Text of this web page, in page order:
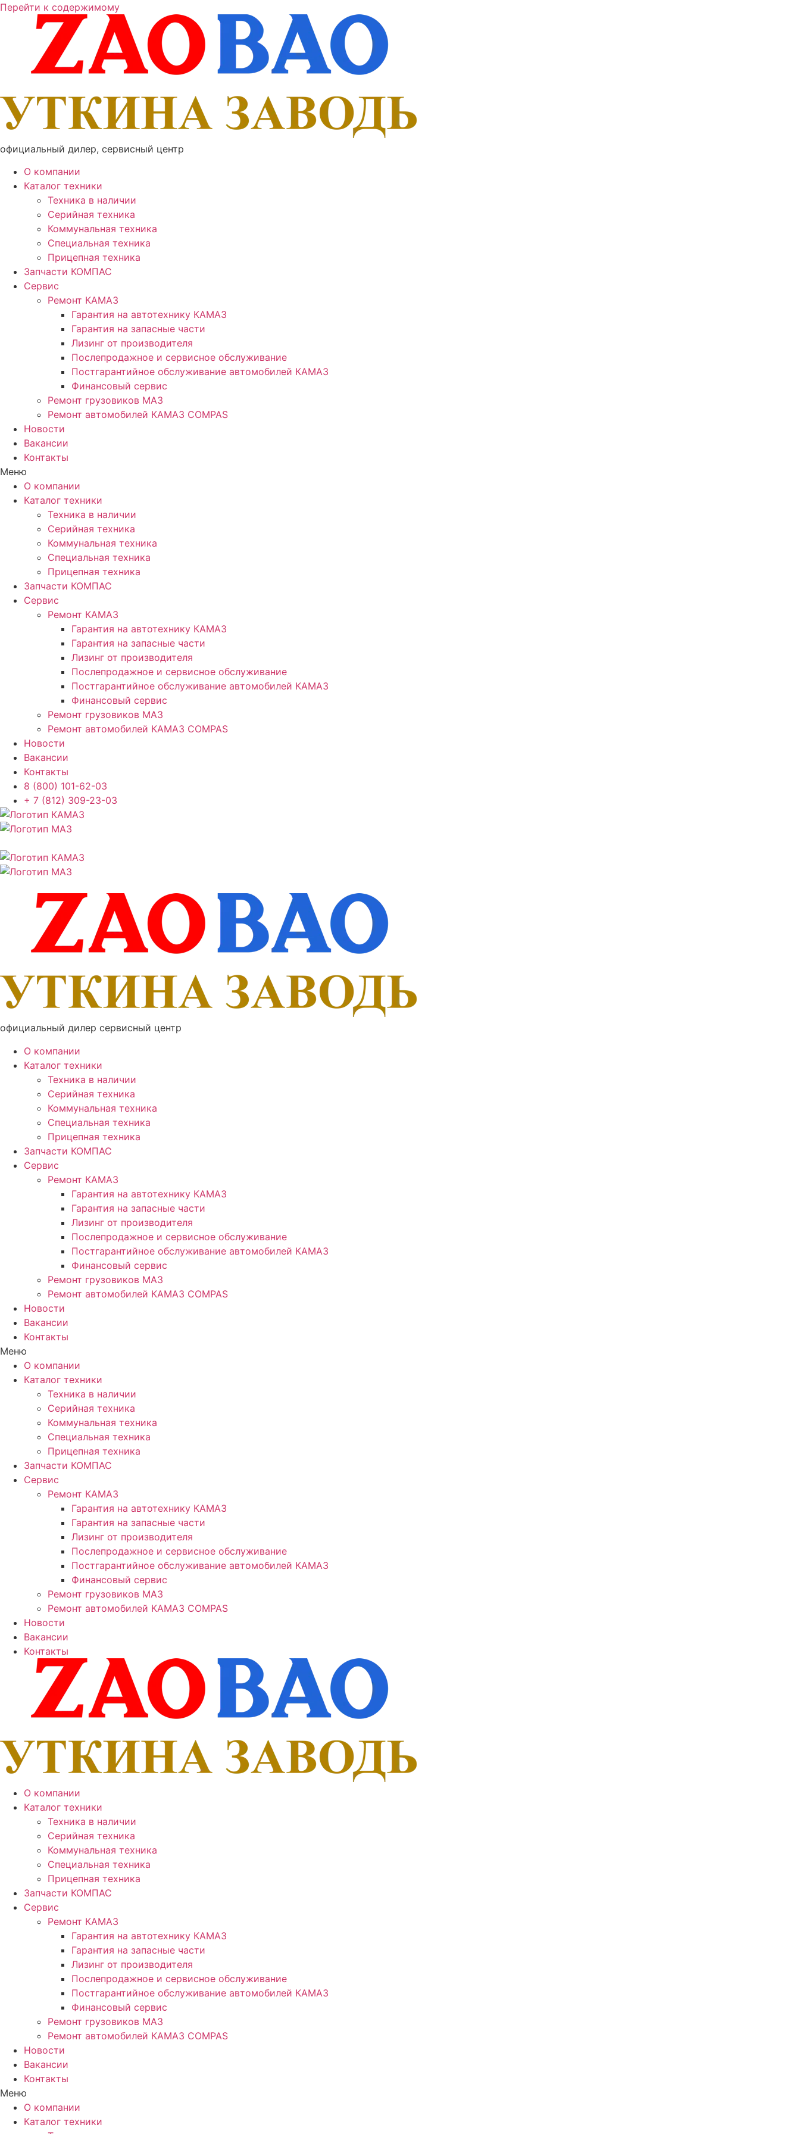
Перейти к содержимому
официальный дилер, сервисный центр
О компании
Каталог техники
Техника в наличии
Серийная техника
Коммунальная техника
Специальная техника
Прицепная техника
Запчасти КОМПАС
Сервис
Ремонт КАМАЗ
Гарантия на автотехнику КАМАЗ
Гарантия на запасные части
Лизинг от производителя
Послепродажное и сервисное обслуживание
Постгарантийное обслуживание автомобилей КАМАЗ
Финансовый сервис
Ремонт грузовиков МАЗ
Ремонт автомобилей КАМАЗ COMPAS
Новости
Вакансии
Контакты
Меню
О компании
Каталог техники
Техника в наличии
Серийная техника
Коммунальная техника
Специальная техника
Прицепная техника
Запчасти КОМПАС
Сервис
Ремонт КАМАЗ
Гарантия на автотехнику КАМАЗ
Гарантия на запасные части
Лизинг от производителя
Послепродажное и сервисное обслуживание
Постгарантийное обслуживание автомобилей КАМАЗ
Финансовый сервис
Ремонт грузовиков МАЗ
Ремонт автомобилей КАМАЗ COMPAS
Новости
Вакансии
Контакты
8 (800) 101-62-03
+ 7 (812) 309-23-03
официальный дилер сервисный центр
О компании
Каталог техники
Техника в наличии
Серийная техника
Коммунальная техника
Специальная техника
Прицепная техника
Запчасти КОМПАС
Сервис
Ремонт КАМАЗ
Гарантия на автотехнику КАМАЗ
Гарантия на запасные части
Лизинг от производителя
Послепродажное и сервисное обслуживание
Постгарантийное обслуживание автомобилей КАМАЗ
Финансовый сервис
Ремонт грузовиков МАЗ
Ремонт автомобилей КАМАЗ COMPAS
Новости
Вакансии
Контакты
Меню
О компании
Каталог техники
Техника в наличии
Серийная техника
Коммунальная техника
Специальная техника
Прицепная техника
Запчасти КОМПАС
Сервис
Ремонт КАМАЗ
Гарантия на автотехнику КАМАЗ
Гарантия на запасные части
Лизинг от производителя
Послепродажное и сервисное обслуживание
Постгарантийное обслуживание автомобилей КАМАЗ
Финансовый сервис
Ремонт грузовиков МАЗ
Ремонт автомобилей КАМАЗ COMPAS
Новости
Вакансии
Контакты
О компании
Каталог техники
Техника в наличии
Серийная техника
Коммунальная техника
Специальная техника
Прицепная техника
Запчасти КОМПАС
Сервис
Ремонт КАМАЗ
Гарантия на автотехнику КАМАЗ
Гарантия на запасные части
Лизинг от производителя
Послепродажное и сервисное обслуживание
Постгарантийное обслуживание автомобилей КАМАЗ
Финансовый сервис
Ремонт грузовиков МАЗ
Ремонт автомобилей КАМАЗ COMPAS
Новости
Вакансии
Контакты
Меню
О компании
Каталог техники